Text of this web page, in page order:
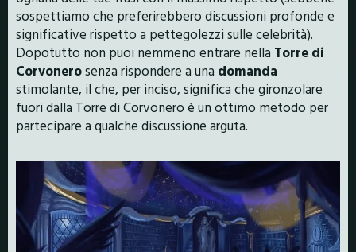
sospettiamo che preferirebbero discussioni profonde e
significative rispetto a pettegolezzi sulle celebrità).
Dopotutto non puoi nemmeno entrare nella Torre di
Corvonerosenza rispondere a una domanda
stimolante, il che, per inciso, significa che gironzolare
fuori dalla Torre di Corvonero è un ottimo metodo per
partecipare a qualche discussione arguta.